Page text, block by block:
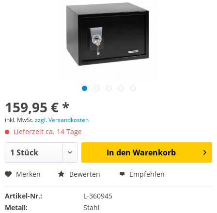
159,95 € *
inkl. MwSt.zzgl. Versandkosten
Lieferzeit ca. 14 Tage
In den Warenkorb
Merken Bewerten Empfehlen
Artikel-Nr.:
L-360945
Metall:
Stahl